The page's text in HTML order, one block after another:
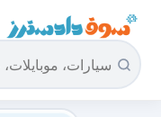
سوق دادسترز الرئيسية